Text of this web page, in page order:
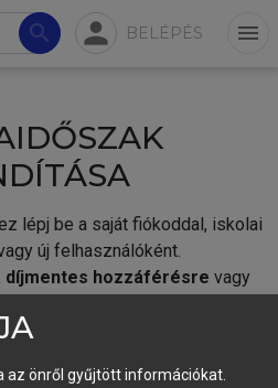
search person BELÉPÉS menu
lépj be a saját fiókoddal, iskolai
új felhasználóként.
díjmentes hozzáférésre vagy
hozz létre új fiókot.
az önről gyűjtött információkat.